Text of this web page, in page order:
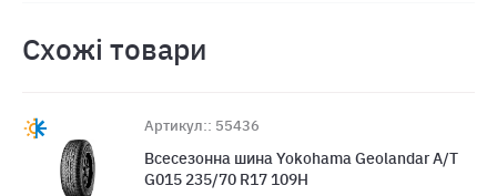
Схожі товари
Артикул:: 55436
Всесезонна шина Yokohama Geolandar A/T
G015 235/70 R17 109H